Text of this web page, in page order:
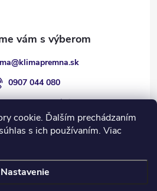
cookie. Ďalším prechádzaním
s ich používaním. Viac
Nastavenie
@klimapremna.sk
0907 044 080
klimapremna